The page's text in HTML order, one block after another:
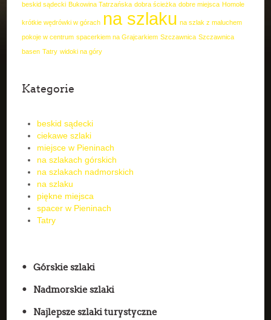
beskid sądecki Bukowina Tatrzańska dobra ścieżka dobre miejsca Homole
krótkie wędrówki w górach na szlaku na szlak z maluchem
pokoje w centrum spacerkiem na Grajcarkiem Szczawnica Szczawnica
basen Tatry widoki na góry
Kategorie
beskid sądecki
ciekawe szlaki
miejsce w Pieninach
na szlakach górskich
na szlakach nadmorskich
na szlaku
piękne miejsca
spacer w Pieninach
Tatry
Górskie szlaki
Nadmorskie szlaki
Najlepsze szlaki turystyczne